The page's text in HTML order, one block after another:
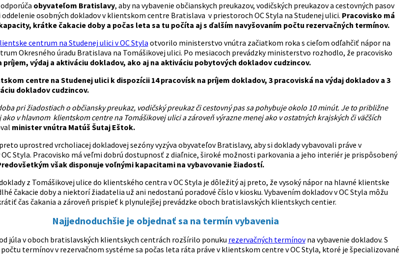
obyvateľom Bratislavy, aby na vybavenie občianskych preukazov, vodičských preukazov a cestovných pasov
osobných dokladov v klientskom centre Bratislava v priestoroch OC Styla na Studenej ulici. Pracovisko má
krátke čakacie doby a počas leta sa tu počíta aj s ďalším navyšovaním počtu rezervačných termínov.
centrum na Studenej ulici v OC Styla otvorilo ministerstvo vnútra začiatkom roka s cieľom odľahčiť nápor na
Okresného úradu Bratislava na Tomášikovej ulici. Po mesiacoch prevádzky ministerstvo rozhodlo, že pracovisko
príjem, výdaj a aktiváciu dokladov, ako aj na aktiváciu pobytových dokladov cudzincov.
centre na Studenej ulici k dispozícii 14 pracovísk na príjem dokladov, 3 pracoviská na výdaj dokladov a 3
dokladov cudzincov.
pri žiadostiach o občiansky preukaz, vodičský preukaz či cestovný pas sa pohybuje okolo 10 minút. Je to približne
v hlavnom klientskom centre na Tomášikovej ulici a zároveň výrazne menej ako v ostatných krajských či väčších
minister vnútra Matúš Šutaj Eštok.
uprostred vrcholiacej dokladovej sezóny vyzýva obyvateľov Bratislavy, aby si doklady vybavovali práve v
Styla. Pracovisko má veľmi dobrú dostupnosť z diaľnice, široké možnosti parkovania a jeho interiér je prispôsobený
však disponuje voľnými kapacitami na vybavovanie žiadostí.
z Tomášikovej ulice do klientského centra v OC Styla je dôležitý aj preto, že vysoký nápor na hlavné klientske
čakacie doby a niektorí žiadatelia už ani nedostanú poradové číslo v kiosku. Vybavením dokladov v OC Styla môžu
čas čakania a zároveň prispieť k plynulejšej prevádzke oboch bratislavských klientskych centier.
Najjednoduchšie je objednať sa na termín vybavenia
júla v oboch bratislavských klientskych centrách rozšírilo ponuku rezervačných termínovna vybavenie dokladov. S
termínov v rezervačnom systéme sa počas leta ráta práve v klientskom centre v OC Styla, ktoré je špecializované